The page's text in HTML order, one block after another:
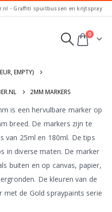
- Graffiti spuitbussen en krijtspray
0
EMPTY)
2MM MARKERS
is een hervulbare marker op
breed. De markers zijn te
van 25ml en 180ml. De tips
in diverse maten. De marker
buiten en op canvas, papier,
De kleuren van de
met de Gold spraypaints serie